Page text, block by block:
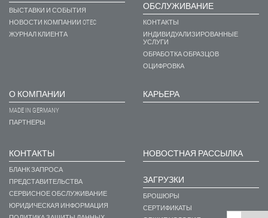
ВЫСТАВКИ И СОБЫТИЯ
НОВОСТИ КОМПАНИИ OTEC
ЖУРНАЛ КЛИЕНТА
ОБСЛУЖИВАНИЕ
КОНТАКТЫ
ИНДИВИДУАЛИЗИРОВАННЫЕ
УСЛУГИ
ОБРАБОТКА ОБРАЗЦОВ
ОЦИФРОВКА
О КОМПАНИИ
MADE IN GERMANY
ПАРТНЕРЫ
КАРЬЕРА
КОНТАКТЫ
БЛАНК ЗАПРОСА
ПРЕДСТАВИТЕЛЬСТВА
СЕРВИСНОЕ ОБСЛУЖИВАНИЕ
ЮРИДИЧЕСКАЯ ИНФОРМАЦИЯ
НОВОСТНАЯ РАССЫЛКА
ЗАГРУЗКИ
БРОШЮРЫ
СЕРТИФИКАТЫ